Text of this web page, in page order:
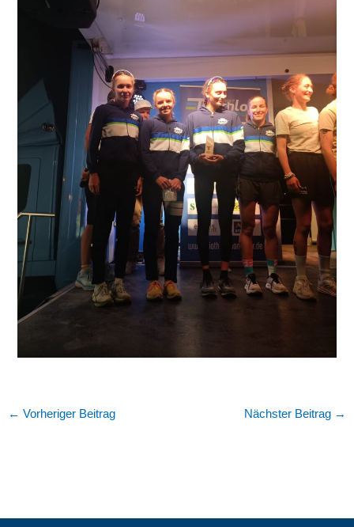
← Vorheriger Beitrag Nächster Beitrag →